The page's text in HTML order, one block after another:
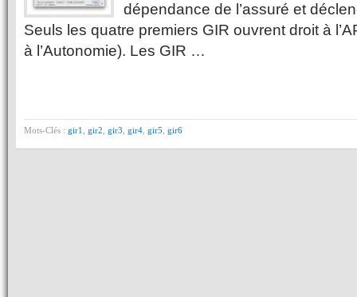
dépendance de l’assuré et
Seuls les quatre premiers GIR ouvrent droit à
à l’Autonomie). Les GIR …
Mots-Clés : gir1 gir2 gir3 gir4 gir5 gir6